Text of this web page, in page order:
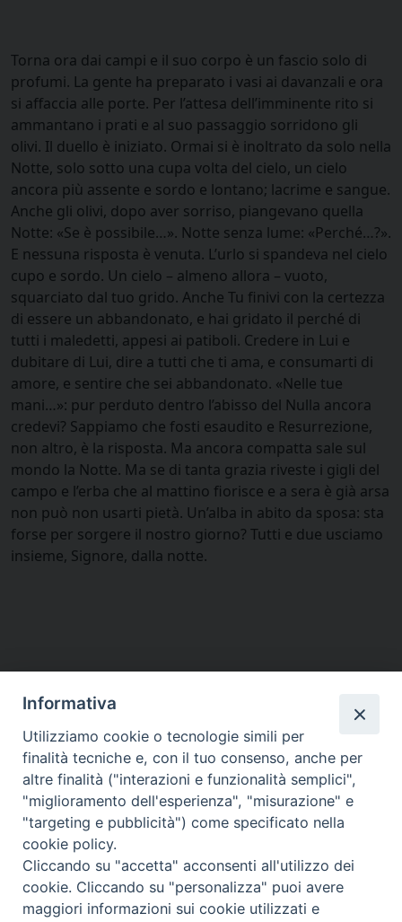
Torna ora dai campi e il suo corpo è un fascio solo di
profumi. La gente ha preparato i vasi ai davanzali e ora
si affaccia alle porte. Per l’attesa dell’imminente rito si
ammantano i prati e al suo passaggio sorridono gli
olivi. Il duello è iniziato. Ormai si è inoltrato da solo nella
Notte, solo sotto una cupa volta del cielo, un cielo
ancora più assente e sordo e lontano; lacrime e sangue.
Anche gli olivi, dopo aver sorriso, piangevano quella
Notte: «Se è possibile…». Notte senza lume: «Perché…?».
E nessuna risposta è venuta. L’urlo si spandeva nel cielo
cupo e sordo. Un cielo – almeno allora – vuoto,
squarciato dal tuo grido. Anche Tu finivi con la certezza
di essere un abbandonato, e hai gridato il perché di
tutti i maledetti, appesi ai patiboli. Credere in Lui e
dubitare di Lui, dire a tutti che ti ama, e consumarti di
amore, e sentire che sei abbandonato. «Nelle tue
mani…»: pur perduto dentro l’abisso del Nulla ancora
credevi? Sappiamo che fosti esaudito e Resurrezione,
non altro, è la risposta. Ma ancora compatta sale sul
mondo la Notte. Ma se di tanta grazia riveste i gigli del
campo e l’erba che al mattino fiorisce e a sera è già arsa
non può non usarti pietà. Un’alba in abito da sposa: sta
forse per sorgere il nostro giorno? Tutti e due usciamo
insieme, Signore, dalla notte.
via Amedeo Rossi, 28 - 12100 Cuneo
segreteriagenerale@diocesicuneofossano.it
c.f. 96017380047
Informativa
Utilizziamo cookie o tecnologie simili per
finalità tecniche e, con il tuo consenso, anche per
altre finalità ("interazioni e funzionalità semplici",
"miglioramento dell'esperienza", "misurazione" e
"targeting e pubblicità") come specificato nella
cookie policy.
Cliccando su "accetta" acconsenti all'utilizzo dei
cookie. Cliccando su "personalizza" puoi avere
maggiori informazioni sui cookie utilizzati e